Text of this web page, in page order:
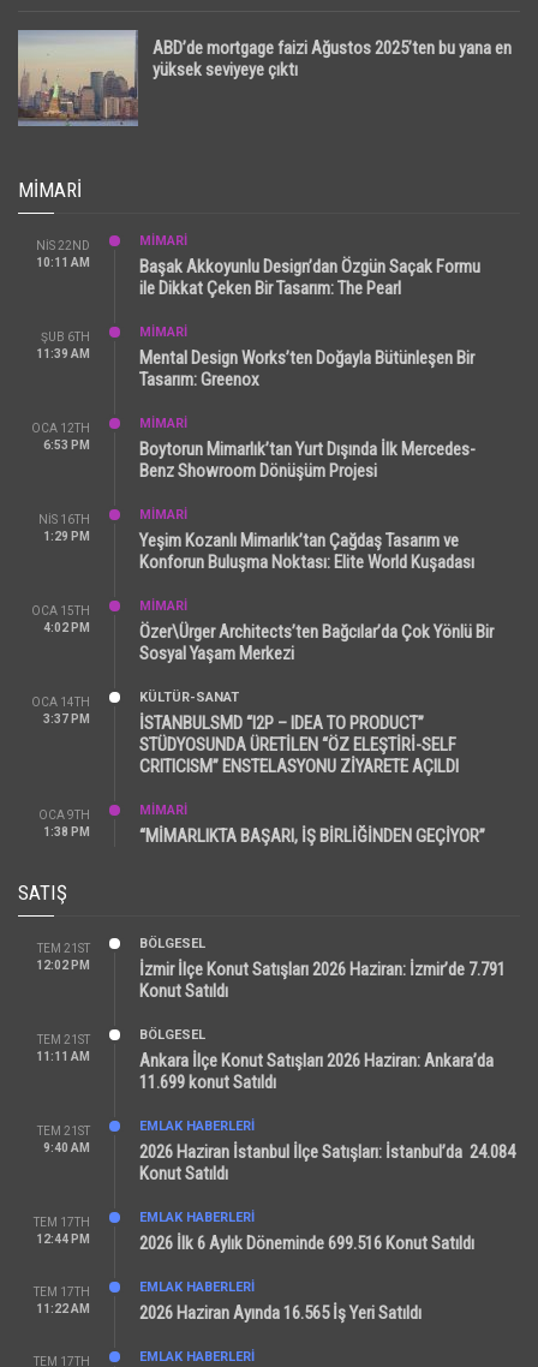
ABD’de mortgage faizi Ağustos 2025’ten bu yana en
yüksek seviyeye çıktı
MIMARI
NIS 22ND
10:11 AM
MİMARİ
Başak Akkoyunlu Design’dan Özgün Saçak Formu
ile Dikkat Çeken Bir Tasarım: The Pearl
ŞUB 6TH
11:39 AM
MİMARİ
Mental Design Works’ten Doğayla Bütünleşen Bir
Tasarım: Greenox
OCA 12TH
6:53 PM
MİMARİ
Boytorun Mimarlık’tan Yurt Dışında İlk Mercedes-
Benz Showroom Dönüşüm Projesi
NIS 16TH
1:29 PM
MİMARİ
Yeşim Kozanlı Mimarlık’tan Çağdaş Tasarım ve
Konforun Buluşma Noktası: Elite World Kuşadası
OCA 15TH
4:02 PM
MİMARİ
Özer\Ürger Architects’ten Bağcılar’da Çok Yönlü Bir
Sosyal Yaşam Merkezi
OCA 14TH
3:37 PM
KÜLTÜR-SANAT
İSTANBULSMD “I2P – IDEA TO PRODUCT”
STÜDYOSUNDA ÜRETİLEN “ÖZ ELEŞTİRİ-SELF
CRITICISM” ENSTELASYONU ZİYARETE AÇILDI
OCA 9TH
1:38 PM
MİMARİ
“MİMARLIKTA BAŞARI, İŞ BİRLİĞİNDEN GEÇİYOR”
SATIŞ
TEM 21ST
12:02 PM
BÖLGESEL
İzmir İlçe Konut Satışları 2026 Haziran: İzmir’de 7.791
Konut Satıldı
TEM 21ST
11:11 AM
BÖLGESEL
Ankara İlçe Konut Satışları 2026 Haziran: Ankara’da
11.699 konut Satıldı
TEM 21ST
9:40 AM
EMLAK HABERLERI
2026 Haziran İstanbul İlçe Satışları: İstanbul’da 24.084
Konut Satıldı
TEM 17TH
12:44 PM
EMLAK HABERLERI
2026 İlk 6 Aylık Döneminde 699.516 Konut Satıldı
TEM 17TH
11:22 AM
EMLAK HABERLERI
2026 Haziran Ayında 16.565 İş Yeri Satıldı
TEM 17TH EMLAK HABERLERI